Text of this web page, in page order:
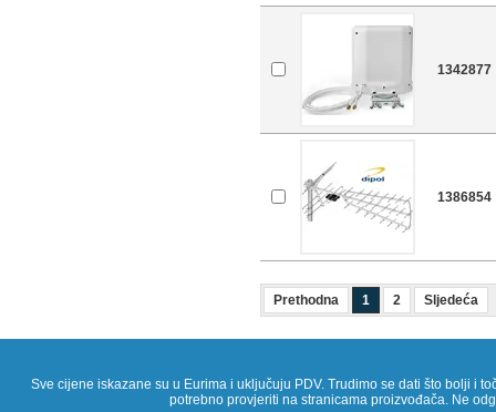
1342877
1386854
Prethodna 1 2 Sljedeća
Sve cijene iskazane su u Eurima i uključuju PDV. Trudimo se dati što bolji i
potrebno provjeriti na stranicama proizvođača. Ne